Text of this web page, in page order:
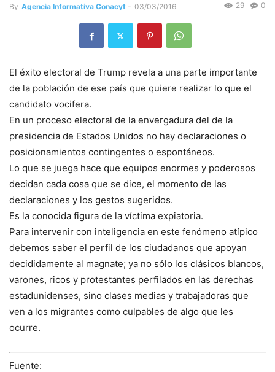
By Agencia Informativa Conacyt - 03/03/2016 0
29
El éxito electoral de Trump revela a una parte importante
de la población de ese país que quiere realizar lo que el
candidato vocifera.
En un proceso electoral de la envergadura del de la
presidencia de Estados Unidos no hay declaraciones o
posicionamientos contingentes o espontáneos.
Lo que se juega hace que equipos enormes y poderosos
decidan cada cosa que se dice, el momento de las
declaraciones y los gestos sugeridos.
Es la conocida figura de la víctima expiatoria.
Para intervenir con inteligencia en este fenómeno atípico
debemos saber el perfil de los ciudadanos que apoyan
decididamente al magnate; ya no sólo los clásicos blancos,
varones, ricos y protestantes perfilados en las derechas
estadunidenses, sino clases medias y trabajadoras que
ven a los migrantes como culpables de algo que les
ocurre.
Fuente: